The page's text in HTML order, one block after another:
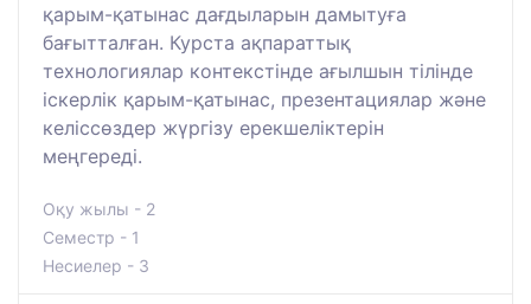
қарым-қатынас дағдыларын дамытуға
бағытталған. Курста ақпараттық
технологиялар контекстінде ағылшын тілінде
іскерлік қарым-қатынас, презентациялар және
келіссөздер жүргізу ерекшеліктерін
меңгереді.
Оқу жылы - 2
Семестр - 1
Несиелер - 3